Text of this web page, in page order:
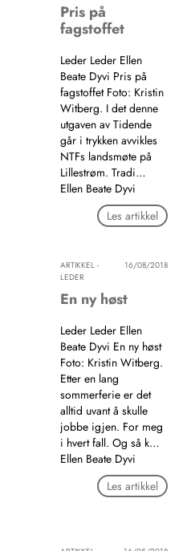
Pris på
fagstoffet
Leder Leder Ellen
Beate Dyvi Pris på
fagstoffet Foto: Kristin
Witberg. I det denne
utgaven av Tidende
går i trykken avvikles
NTFs landsmøte på
Lillestrøm. Tradi…
Ellen Beate Dyvi
Les artikkel
ARTIKKEL -
LEDER
16/08/2018
En ny høst
Leder Leder Ellen
Beate Dyvi En ny høst
Foto: Kristin Witberg.
Etter en lang
sommerferie er det
alltid uvant å skulle
jobbe igjen. For meg
i hvert fall. Og så k…
Ellen Beate Dyvi
Les artikkel